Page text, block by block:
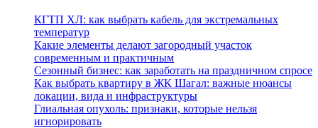
КГТП ХЛ: как выбрать кабель для экстремальных
температур
Какие элементы делают загородный участок
современным и практичным
Сезонный бизнес: как заработать на праздничном спросе
Как выбрать квартиру в ЖК Шагал: важные нюансы
локации, вида и инфраструктуры
Глиальная опухоль: признаки, которые нельзя
игнорировать